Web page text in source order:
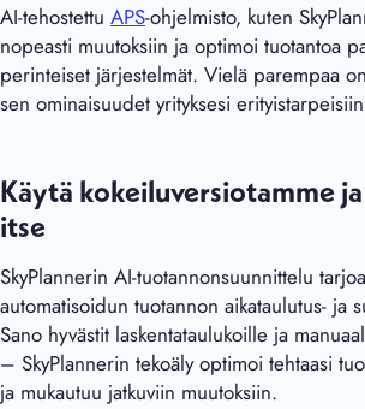
AI-tehostettu APS-ohjelmisto, kuten
nopeasti muutoksiin ja optimoi tuotantoa
perinteiset järjestelmät. Vielä parempaa
sen ominaisuudet yrityksesi
Käytä kokeiluversiotamme
itse
SkyPlannerin AI-tuotannonsuunnittelu
automatisoidun tuotannon aikataulutus- ja
Sano hyvästit laskentataulukoille ja
– SkyPlannerin tekoäly optimoi tehtaasi
ja mukautuu jatkuviin muutoksiin.